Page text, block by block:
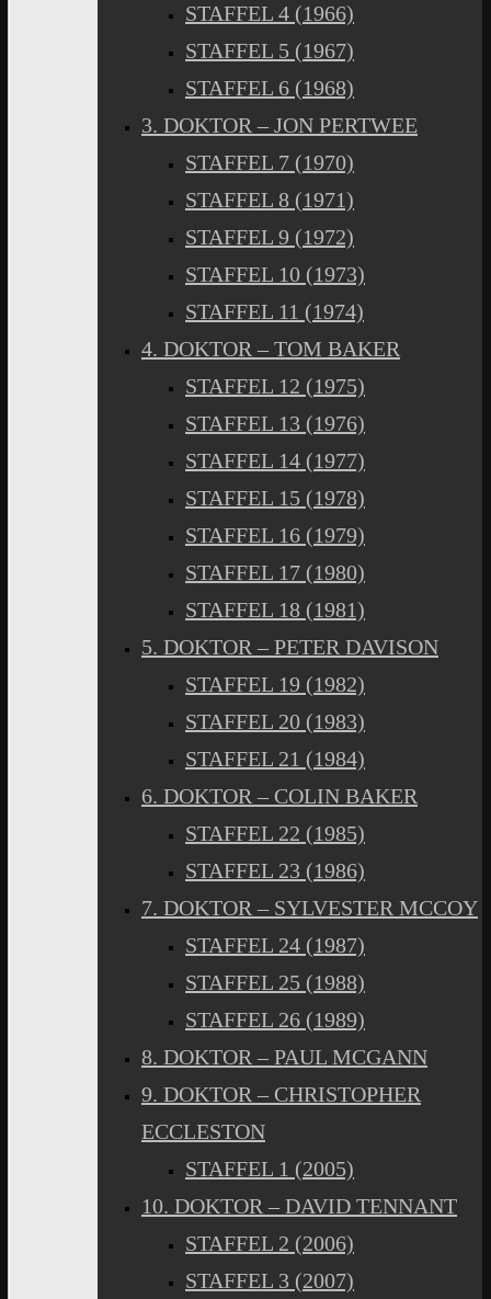
STAFFEL 4 (1966)
STAFFEL 5 (1967)
STAFFEL 6 (1968)
3. DOKTOR – JON PERTWEE
STAFFEL 7 (1970)
STAFFEL 8 (1971)
STAFFEL 9 (1972)
STAFFEL 10 (1973)
STAFFEL 11 (1974)
4. DOKTOR – TOM BAKER
STAFFEL 12 (1975)
STAFFEL 13 (1976)
STAFFEL 14 (1977)
STAFFEL 15 (1978)
STAFFEL 16 (1979)
STAFFEL 17 (1980)
STAFFEL 18 (1981)
5. DOKTOR – PETER DAVISON
STAFFEL 19 (1982)
STAFFEL 20 (1983)
STAFFEL 21 (1984)
6. DOKTOR – COLIN BAKER
STAFFEL 22 (1985)
STAFFEL 23 (1986)
7. DOKTOR – SYLVESTER MCCOY
STAFFEL 24 (1987)
STAFFEL 25 (1988)
STAFFEL 26 (1989)
8. DOKTOR – PAUL MCGANN
9. DOKTOR – CHRISTOPHER
ECCLESTON
STAFFEL 1 (2005)
10. DOKTOR – DAVID TENNANT
STAFFEL 2 (2006)
STAFFEL 3 (2007)